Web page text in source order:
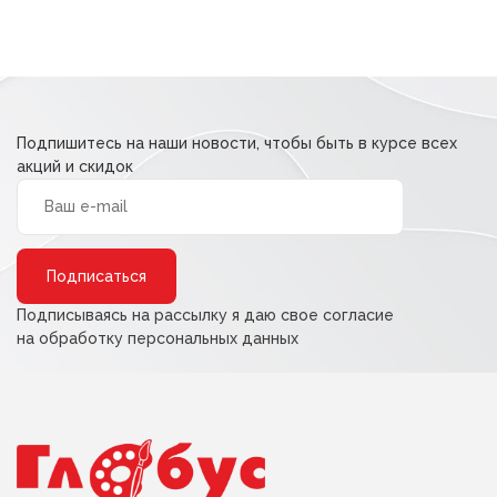
Подпишитесь на наши новости, чтобы быть в курсе всех
акций и скидок
Подписываясь на рассылку я даю свое согласие
на обработку персональных данных